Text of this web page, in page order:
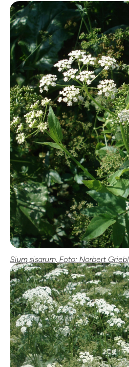
Sium sisarum, Foto: Norbert Griebl